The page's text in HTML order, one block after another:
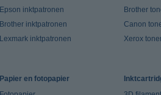
Epson inktpatronen
Brother inktpatronen
Lexmark inktpatronen
Brother
Canon
Xerox
Papier en fotopapier